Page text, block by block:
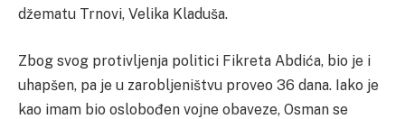
džematu Trnovi, Velika Kladuša.
Zbog svog protivljenja politici Fikreta Abdića, bio je i
uhapšen, pa je u zarobljeništvu proveo 36 dana. Iako je
kao imam bio oslobođen vojne obaveze, Osman se